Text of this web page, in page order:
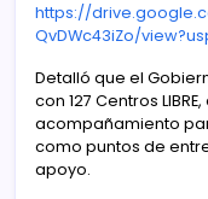
https://
QvDWc43iZo/
Detalló que el
con 127 Centros
acompañamiento
como puntos de
apoyo.